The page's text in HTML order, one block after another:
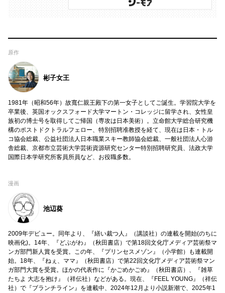
原作
彬子女王
1981年（昭和56年）故寬仁親王殿下の第一女子としてご誕生。学習院大学を
卒業後、英国オックスフォード大学マートン・コレッジに留学され、女性皇
族初の博士号を取得してご帰国（専攻は日本美術）。立命館大学総合研究機
構のポストドクトラルフェロー、特別招聘准教授を経て、現在は日本・トル
コ協会総裁、公益社団法人日本職業スキー教師協会総裁、一般社団法人心游
舎総裁、京都市立芸術大学芸術資源研究センター特別招聘研究員、法政大学
国際日本学研究所客員所員など、お役職多数。
漫画
池辺葵
2009年デビュー。同年より、『繕い裁つ人』（講談社）の連載を開始(のちに
映画化)。14年、『どぶがわ』（秋田書店）で第18回文化庁メディア芸術祭マ
ンガ部門新人賞を受賞。この年、『プリンセスメゾン』（小学館）も連載開
始。18年、『ねぇ、ママ』（秋田書店）で第22回文化庁メディア芸術祭マン
ガ部門大賞を受賞。ほかの代表作に『かごめかごめ』（秋田書店）、『雑草
たちよ 大志を抱け』（祥伝社）などがある。現在、『FEEL YOUNG』（祥伝
社）で『ブランチライン』を連載中、2024年12月より小説新潮で、2025年1